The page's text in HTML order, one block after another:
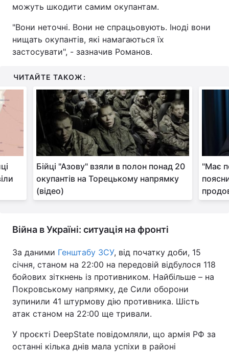
можуть шкодити самим окупантам.
"Вони неточні. Вони не спрацьовують. Іноді вони
нищать окупантів, які намагаються їх
застосувати", - зазначив Романов.
ЧИТАЙТЕ ТАКОЖ:
Бійці "Азову" взяли в полон понад 20
окупантів на Торецькому напрямку
(відео)
"Має
Війна в Україні: ситуація на фронті
За даними Генштабу ЗСУ, від початку доби, 15
січня, станом на 22:00 на передовій відбулося 118
бойових зіткнень із противником. Найбільше – на
Покровському напрямку, де Сили оборони
зупинили 41 штурмову дію противника. Шість
атак станом на 22:00 ще тривали.
У проєкті DeepState повідомляли, що армія РФ за
останні кілька днів мала успіхи в районі